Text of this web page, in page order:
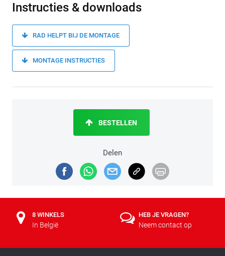
Instructies & downloads
RAD HELPT BIJ DE MONTAGE
MONTAGE INSTRUCTIES
Delen
BESTELLEN
8 WINKELS
In België
HEB JE VRAGEN?
Neem contact op